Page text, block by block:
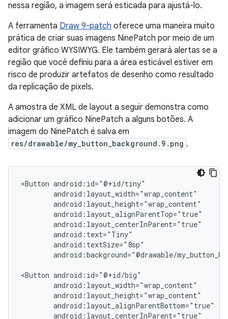
nessa região, a imagem será esticada para ajustá-lo.
A ferramenta Draw 9-patch oferece uma maneira muito
prática de criar suas imagens NinePatch por meio de um
editor gráfico WYSIWYG. Ele também gerará alertas se a
região que você definiu para a área esticável estiver em
risco de produzir artefatos de desenho como resultado
da replicação de pixels.
A amostra de XML de layout a seguir demonstra como
adicionar um gráfico NinePatch a alguns botões. A
imagem do NinePatch é salva em
res/drawable/my_button_background.9.png .
<Button
android:background="@drawable/
<Button